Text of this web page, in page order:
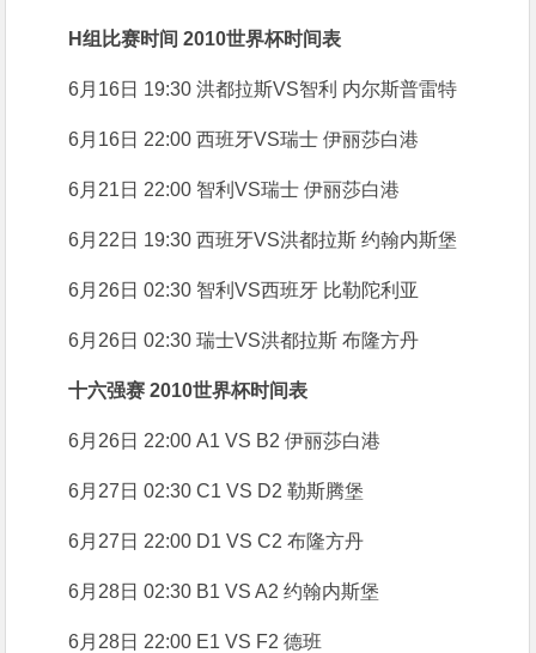
H组比赛时间 2010世界杯时间表
6月16日 19:30 洪都拉斯VS智利 内尔斯普雷特
6月16日 22:00 西班牙VS瑞士 伊丽莎白港
6月21日 22:00 智利VS瑞士 伊丽莎白港
6月22日 19:30 西班牙VS洪都拉斯 约翰内斯堡
6月26日 02:30 智利VS西班牙 比勒陀利亚
6月26日 02:30 瑞士VS洪都拉斯 布隆方丹
十六强赛 2010世界杯时间表
6月26日 22:00 A1 VS B2 伊丽莎白港
6月27日 02:30 C1 VS D2 勒斯腾堡
6月27日 22:00 D1 VS C2 布隆方丹
6月28日 02:30 B1 VS A2 约翰内斯堡
6月28日 22:00 E1 VS F2 德班